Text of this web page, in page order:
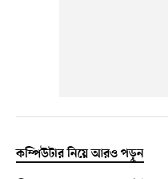
কম্পিউটার নিয়ে আরও পড়ুন